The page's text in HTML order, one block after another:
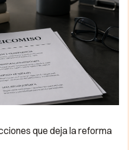
que deja la reforma